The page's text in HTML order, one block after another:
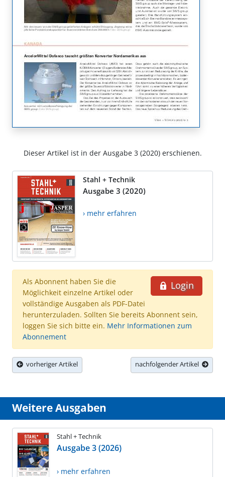
Dieser Artikel ist in der Ausgabe 3 (2020) erschienen.
Stahl + Technik
Ausgabe 3 (2020)
› mehr erfahren
Login
Als Abonnent haben Sie die
Möglichkeit einzelne Artikel oder
vollständige Ausgaben als PDF-Datei
herunterzuladen. Sollten Sie bereits Abonnent sein,
loggen Sie sich bitte ein. Mehr Informationen zum
Abonnement
vorheriger Artikel nachfolgender Artikel
Weitere Ausgaben
Stahl + Technik
Ausgabe 3 (2026)
› mehr erfahren